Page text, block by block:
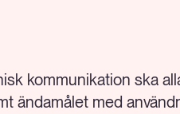
kommunikation ska
ändamålet med